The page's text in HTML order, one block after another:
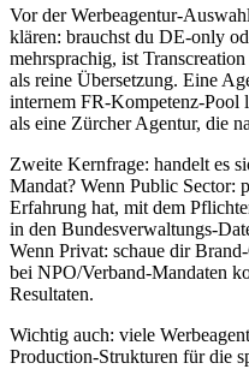
Vor der Werbeagentur-
klären: brauchst du DE-only
mehrsprachig, ist
als reine Übersetzung. Eine
internem FR-Kompetenz-Pool
als eine Zürcher Agentur, die
Zweite Kernfrage: handelt es
Mandat? Wenn Public Sector:
Erfahrung hat, mit dem
in den Bundesverwaltungs-
Wenn Privat: schaue dir
bei NPO/Verband-Mandaten
Resultaten.
Wichtig auch: viele
Production-Strukturen für die